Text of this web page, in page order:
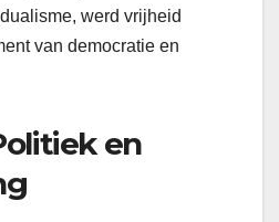
werd vrijheid
van democratie en
en